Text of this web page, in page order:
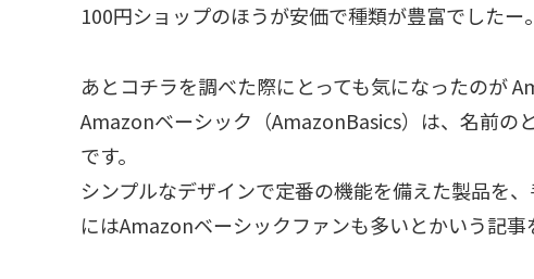
100円ショップのほうが安価で種類が豊富でした
あとコチラを調べた際にとっても気になったのが
Amazonベーシック（AmazonBasics）は、名前の
です。
シンプルなデザインで定番の機能を備えた製品を
にはAmazonベーシックファンも多いとかいう記事